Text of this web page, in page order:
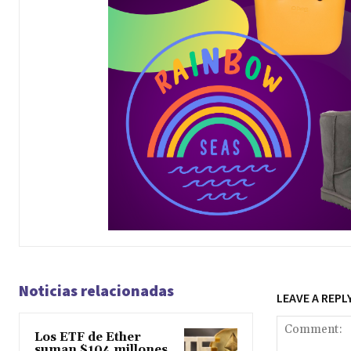
Noticias relacionadas
Los ETF de Ether
LEAVE A